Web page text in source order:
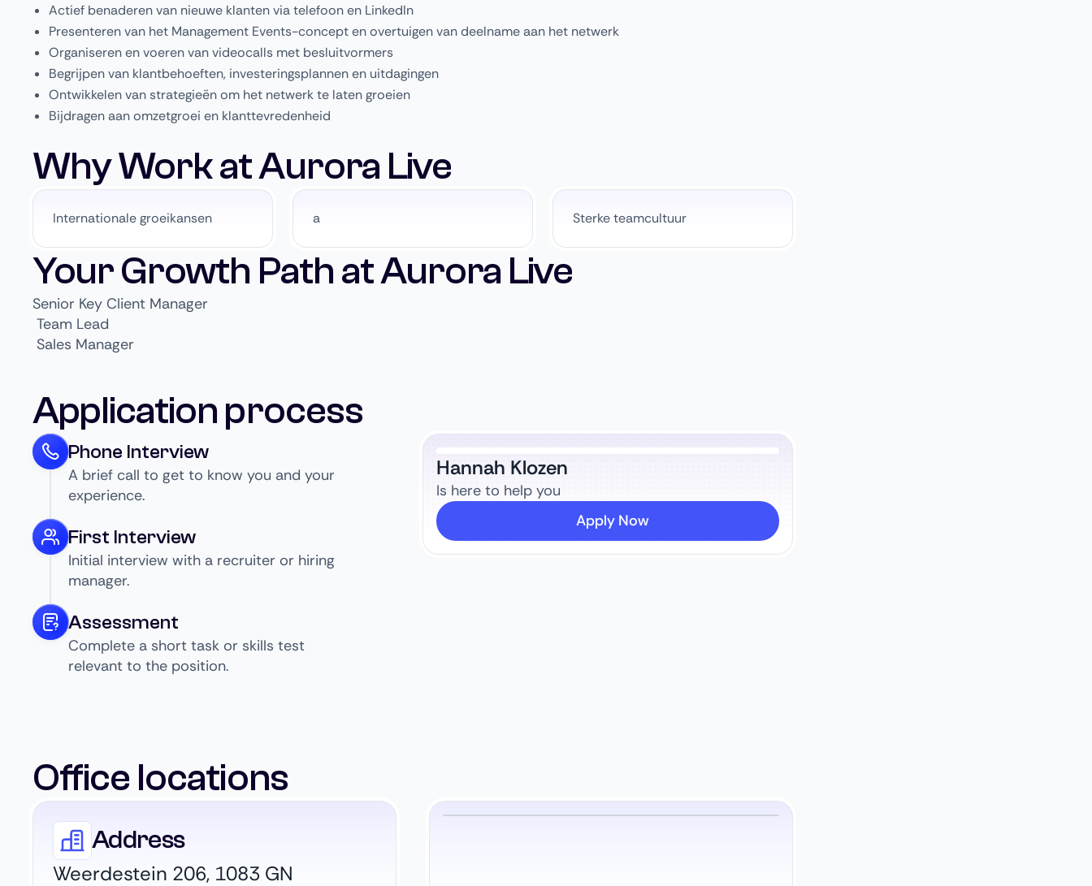
Actief benaderen van nieuwe klanten via telefoon en LinkedIn
Presenteren van het Management Events-concept en overtuigen van deelname aan het netwerk
Organiseren en voeren van videocalls met besluitvormers
Begrijpen van klantbehoeften, investeringsplannen en uitdagingen
Ontwikkelen van strategieën om het netwerk te laten groeien
Bijdragen aan omzetgroei en klanttevredenheid
Why Work at Aurora Live
Internationale groeikansen a Sterke teamcultuur
Your Growth Path at Aurora Live
Senior Key Client Manager
Team Lead
Sales Manager
Application process
Phone Interview
A brief call to get to know you and your
experience.
First Interview
Initial interview with a recruiter or hiring
manager.
Assessment
Complete a short task or skills test
relevant to the position.
Hannah Klozen
Is here to help you
Apply Now
Office locations
Address
Weerdestein 206, 1083 GN